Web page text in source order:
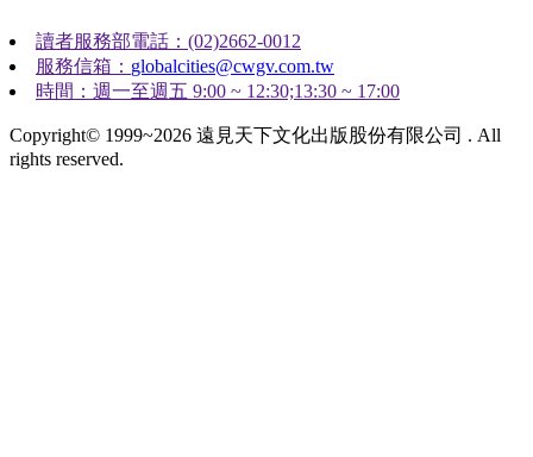
讀者服務部電話：(02)2662-0012
服務信箱： globalcities@cwgv.com.tw
時間：週一至週五 9:00 ~ 12:30;13:30 ~ 17:00
Copyright© 1999~2026 遠見天下文化出版股份有限公司 . All
rights reserved.